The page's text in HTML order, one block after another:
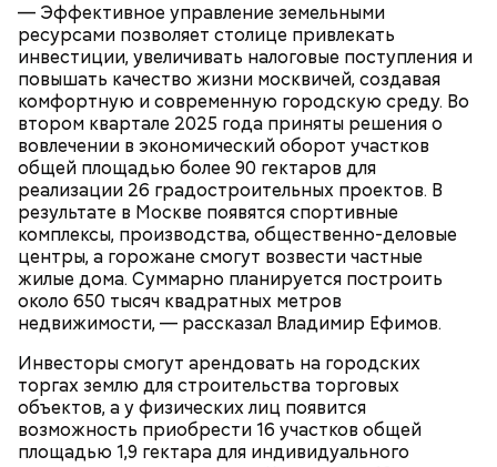
— Эффективное управление земельными
ресурсами позволяет столице привлекать
инвестиции, увеличивать налоговые поступления и
повышать качество жизни москвичей, создавая
комфортную и современную городскую среду. Во
втором квартале 2025 года приняты решения о
вовлечении в экономический оборот участков
общей площадью более 90 гектаров для
реализации 26 градостроительных проектов. В
результате в Москве появятся спортивные
комплексы, производства, общественно-деловые
центры, а горожане смогут возвести частные
жилые дома. Суммарно планируется построить
около 650 тысяч квадратных метров
недвижимости, — рассказал Владимир Ефимов.
Инвесторы смогут арендовать на городских
торгах землю для строительства торговых
объектов, а у физических лиц появится
возможность приобрести 16 участков общей
площадью 1,9 гектара для индивидуального
Также существует раздел «Стать партнером»,
который будет полезен представителям бизнеса. В
нем можно найти информацию о том, какие
преимущества дает предпринимателям участие в
программе лояльности. Там же можно заполнить и
Кто может получить карту москвича
Ботанический сад РАН;
ВДНХ;
Лосиный Остров;
Измайловский парк;
Парк Кузьминки;
Парк 850-летия Москвы;
Братеевскую пойму;
Борисовские пруды;
Царицыно;
Карта маршрута
Фото: Пресс-служба ЦОДД
Дом Грибоедова